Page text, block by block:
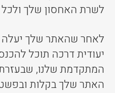
לשרת האחסון שלך
לאחר שהאתר שלך יעלה
יעודית דרכה תוכל
המתקדמת שלנו,
האתר שלך בקלות